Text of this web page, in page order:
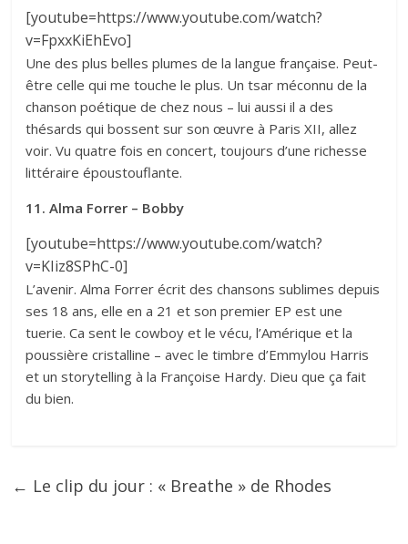
[youtube=https://www.youtube.com/watch?
v=FpxxKiEhEvo]
Une des plus belles plumes de la langue française. Peut-
être celle qui me touche le plus. Un tsar méconnu de la
chanson poétique de chez nous – lui aussi il a des
thésards qui bossent sur son œuvre à Paris XII, allez
voir. Vu quatre fois en concert, toujours d’une richesse
littéraire époustouflante.
11. Alma Forrer – Bobby
[youtube=https://www.youtube.com/watch?
v=KIiz8SPhC-0]
L’avenir. Alma Forrer écrit des chansons sublimes depuis
ses 18 ans, elle en a 21 et son premier EP est une
tuerie. Ca sent le cowboy et le vécu, l’Amérique et la
poussière cristalline – avec le timbre d’Emmylou Harris
et un storytelling à la Françoise Hardy. Dieu que ça fait
du bien.
← Le clip du jour : « Breathe » de Rhodes